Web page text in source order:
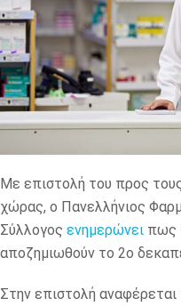
Με επιστολή του προς
χώρας, ο Πανελλήνιος
Σύλλογος ενημερώνει πως
αποζημιωθούν το 2ο
Στην επιστολή